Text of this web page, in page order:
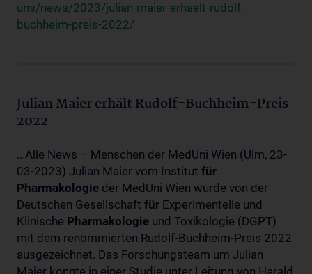
uns/news/2023/julian-maier-erhaelt-rudolf-
buchheim-preis-2022/
Julian Maier erhält Rudolf-Buchheim-Preis
2022
...Alle News – Menschen der MedUni Wien (Ulm, 23-
03-2023) Julian Maier vom Institut für
Pharmakologie der MedUni Wien wurde von der
Deutschen Gesellschaft für Experimentelle und
Klinische Pharmakologie und Toxikologie (DGPT)
mit dem renommierten Rudolf-Buchheim-Preis 2022
ausgezeichnet. Das Forschungsteam um Julian
Maier konnte in einer Studie unter Leitung von Harald